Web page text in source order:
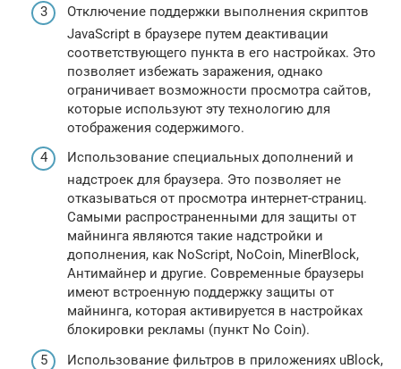
Отключение поддержки выполнения скриптов
JavaScript в браузере путем деактивации
соответствующего пункта в его настройках. Это
позволяет избежать заражения, однако
ограничивает возможности просмотра сайтов,
которые используют эту технологию для
отображения содержимого.
Использование специальных дополнений и
надстроек для браузера. Это позволяет не
отказываться от просмотра интернет-страниц.
Самыми распространенными для защиты от
майнинга являются такие надстройки и
дополнения, как NoScript, NoCoin, MinerBlock,
Антимайнер и другие. Современные браузеры
имеют встроенную поддержку защиты от
майнинга, которая активируется в настройках
блокировки рекламы (пункт No Coin).
Использование фильтров в приложениях uBlock,